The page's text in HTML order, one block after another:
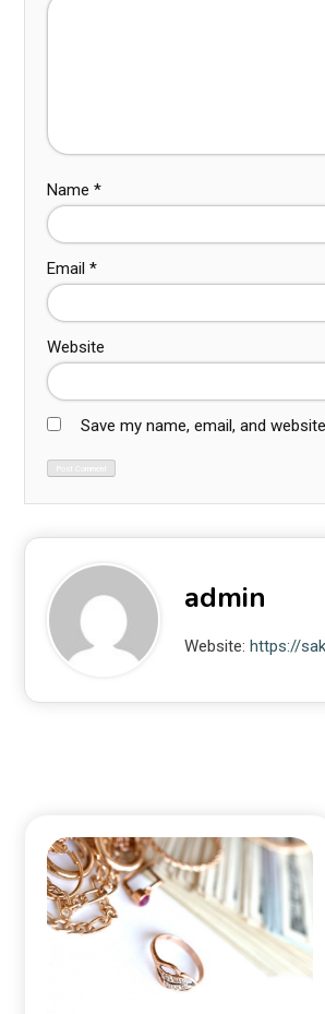
Name *
Email *
Website
Save my name, email, and
admin
Website: https://